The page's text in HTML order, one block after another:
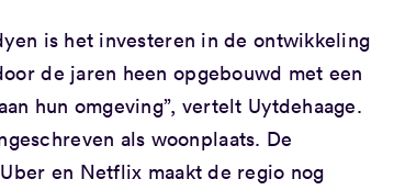
is het investeren in de ontwikkeling
de jaren heen opgebouwd met een
hun omgeving”, vertelt Uytdehaage.
als woonplaats. De
en Netflix maakt de regio nog